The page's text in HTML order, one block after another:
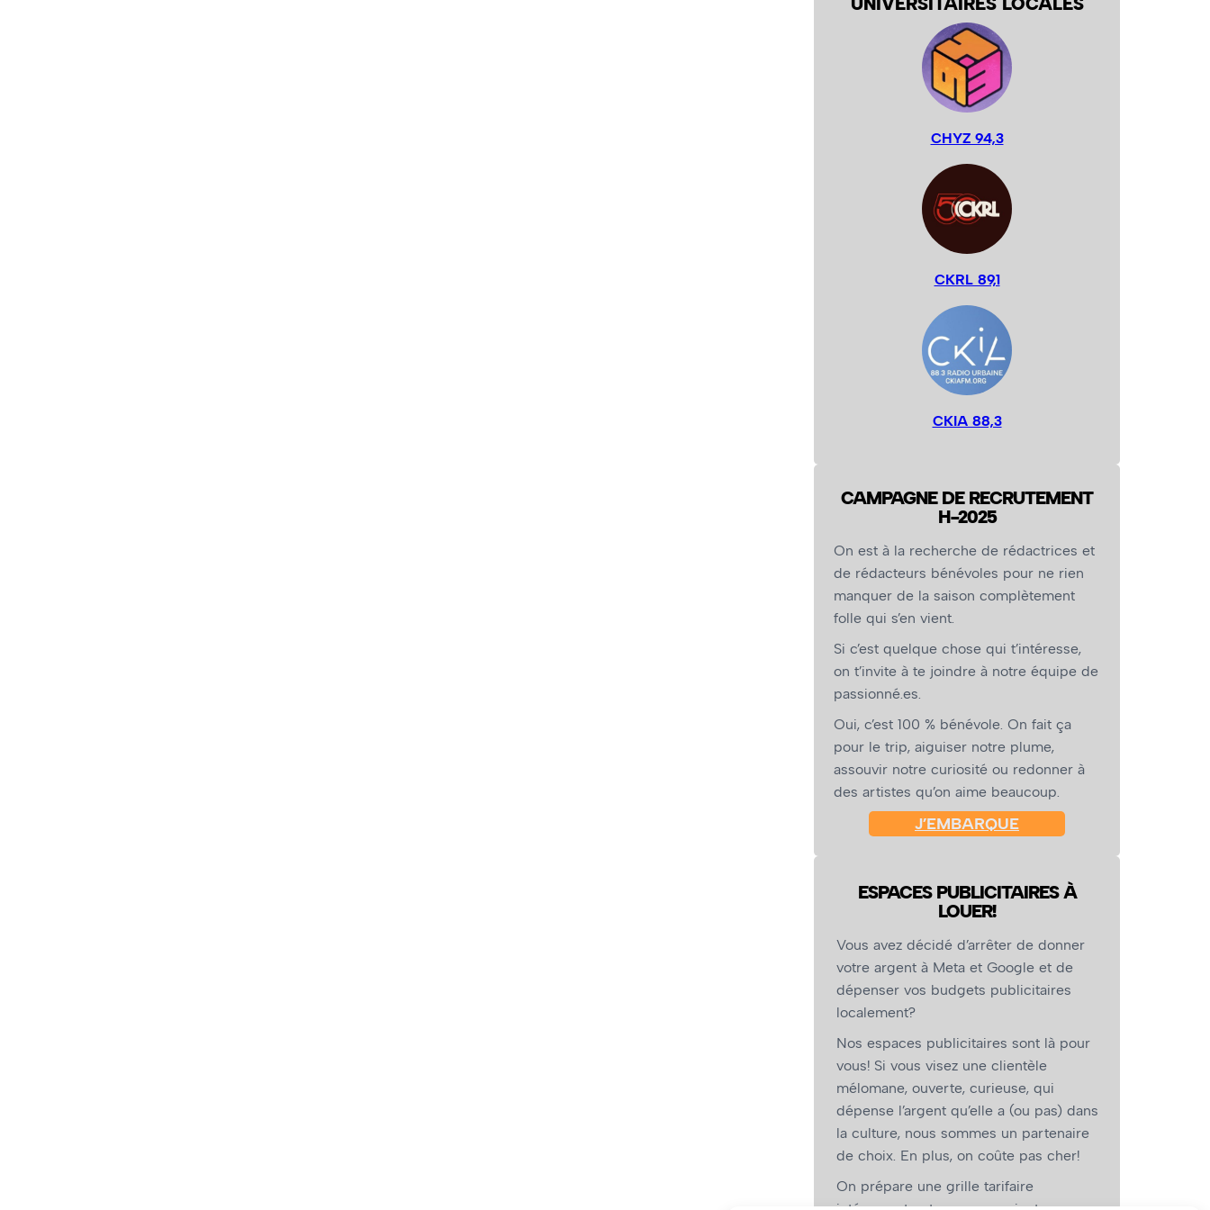
CHYZ 94,3
CKRL 89,1
CKIA 88,3
CAMPAGNE DE RECRUTEMENT
H-2025
On est à la recherche de rédactrices et
de rédacteurs bénévoles pour ne rien
manquer de la saison complètement
folle qui s’en vient.
Si c’est quelque chose qui t’intéresse,
on t’invite à te joindre à notre équipe de
passionné.es.
Oui, c’est 100 % bénévole. On fait ça
pour le trip, aiguiser notre plume,
assouvir notre curiosité ou redonner à
des artistes qu’on aime beaucoup.
J’EMBARQUE
ESPACES PUBLICITAIRES À
LOUER!
Vous avez décidé d’arrêter de donner
votre argent à Meta et Google et de
dépenser vos budgets publicitaires
localement?
Nos espaces publicitaires sont là pour
vous! Si vous visez une clientèle
mélomane, ouverte, curieuse, qui
dépense l’argent qu’elle a (ou pas) dans
la culture, nous sommes un partenaire
de choix. En plus, on coûte pas cher!
On prépare une grille tarifaire